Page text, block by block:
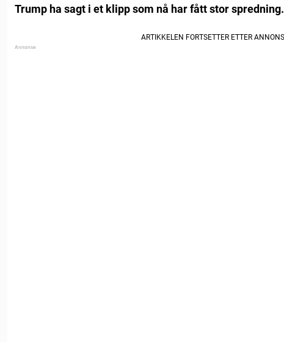
Trump ha sagt i et klipp som nå har fått stor spredning.